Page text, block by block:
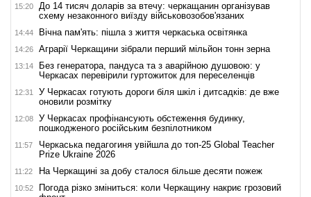
15:20
До 14 тисяч доларів за втечу: черкащанин організував
схему незаконного виїзду військовозобов'язаних
14:44 Вічна пам'ять: пішла з життя черкаська освітянка
14:26 Аграрії Черкащини зібрали перший мільйон тонн зерна
13:14
Без генератора, пандуса та з аварійною душовою: у
Черкасах перевірили гуртожиток для переселенців
12:31
У Черкасах готують дороги біля шкіл і дитсадків: де вже
оновили розмітку
12:08
У Черкасах профінансують обстеження будинку,
пошкодженого російським безпілотником
11:57
Черкаська педагогиня увійшла до топ-25 Global Teacher
Prize Ukraine 2026
11:22 На Черкащині за добу сталося більше десяти пожеж
10:52
Погода різко зміниться: коли Черкащину накриє грозовий